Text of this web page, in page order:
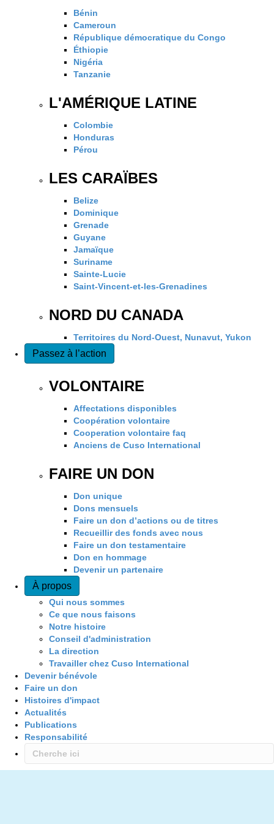
Bénin
Cameroun
République démocratique du Congo
Éthiopie
Nigéria
Tanzanie
L'AMÉRIQUE LATINE
Colombie
Honduras
Pérou
LES CARAÏBES
Belize
Dominique
Grenade
Guyane
Jamaïque
Suriname
Sainte-Lucie
Saint-Vincent-et-les-Grenadines
NORD DU CANADA
Territoires du Nord-Ouest, Nunavut, Yukon
Passez à l’action
VOLONTAIRE
Affectations disponibles
Coopération volontaire
Cooperation volontaire faq
Anciens de Cuso International
FAIRE UN DON
Don unique
Dons mensuels
Faire un don d’actions ou de titres
Recueillir des fonds avec nous
Faire un don testamentaire
Don en hommage
Devenir un partenaire
À propos
Qui nous sommes
Ce que nous faisons
Notre histoire
Conseil d'administration
La direction
Travailler chez Cuso International
Devenir bénévole
Faire un don
Histoires d'impact
Actualités
Publications
Responsabilité